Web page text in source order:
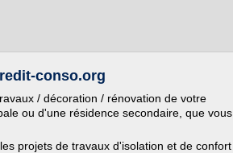
conso.org
/ décoration / rénovation de votre
ou d'une résidence secondaire, que vous
projets de travaux d'isolation et de confort